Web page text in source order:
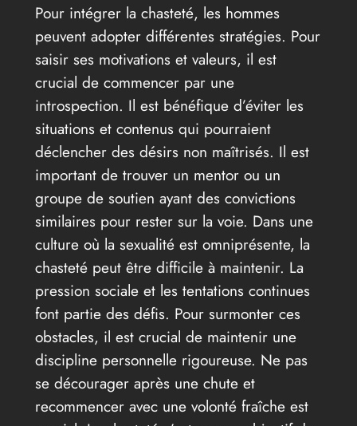
Pour intégrer la chasteté, les hommes
peuvent adopter différentes stratégies. Pour
saisir ses motivations et valeurs, il est
crucial de commencer par une
introspection. Il est bénéfique d’éviter les
situations et contenus qui pourraient
déclencher des désirs non maîtrisés. Il est
important de trouver un mentor ou un
groupe de soutien ayant des convictions
similaires pour rester sur la voie. Dans une
culture où la sexualité est omniprésente, la
chasteté peut être difficile à maintenir. La
pression sociale et les tentations continues
font partie des défis. Pour surmonter ces
obstacles, il est crucial de maintenir une
discipline personnelle rigoureuse. Ne pas
se décourager après une chute et
recommencer avec une volonté fraîche est